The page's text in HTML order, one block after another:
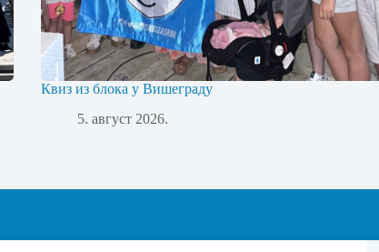
Квиз из блока у Вишеграду
5. август 2026.